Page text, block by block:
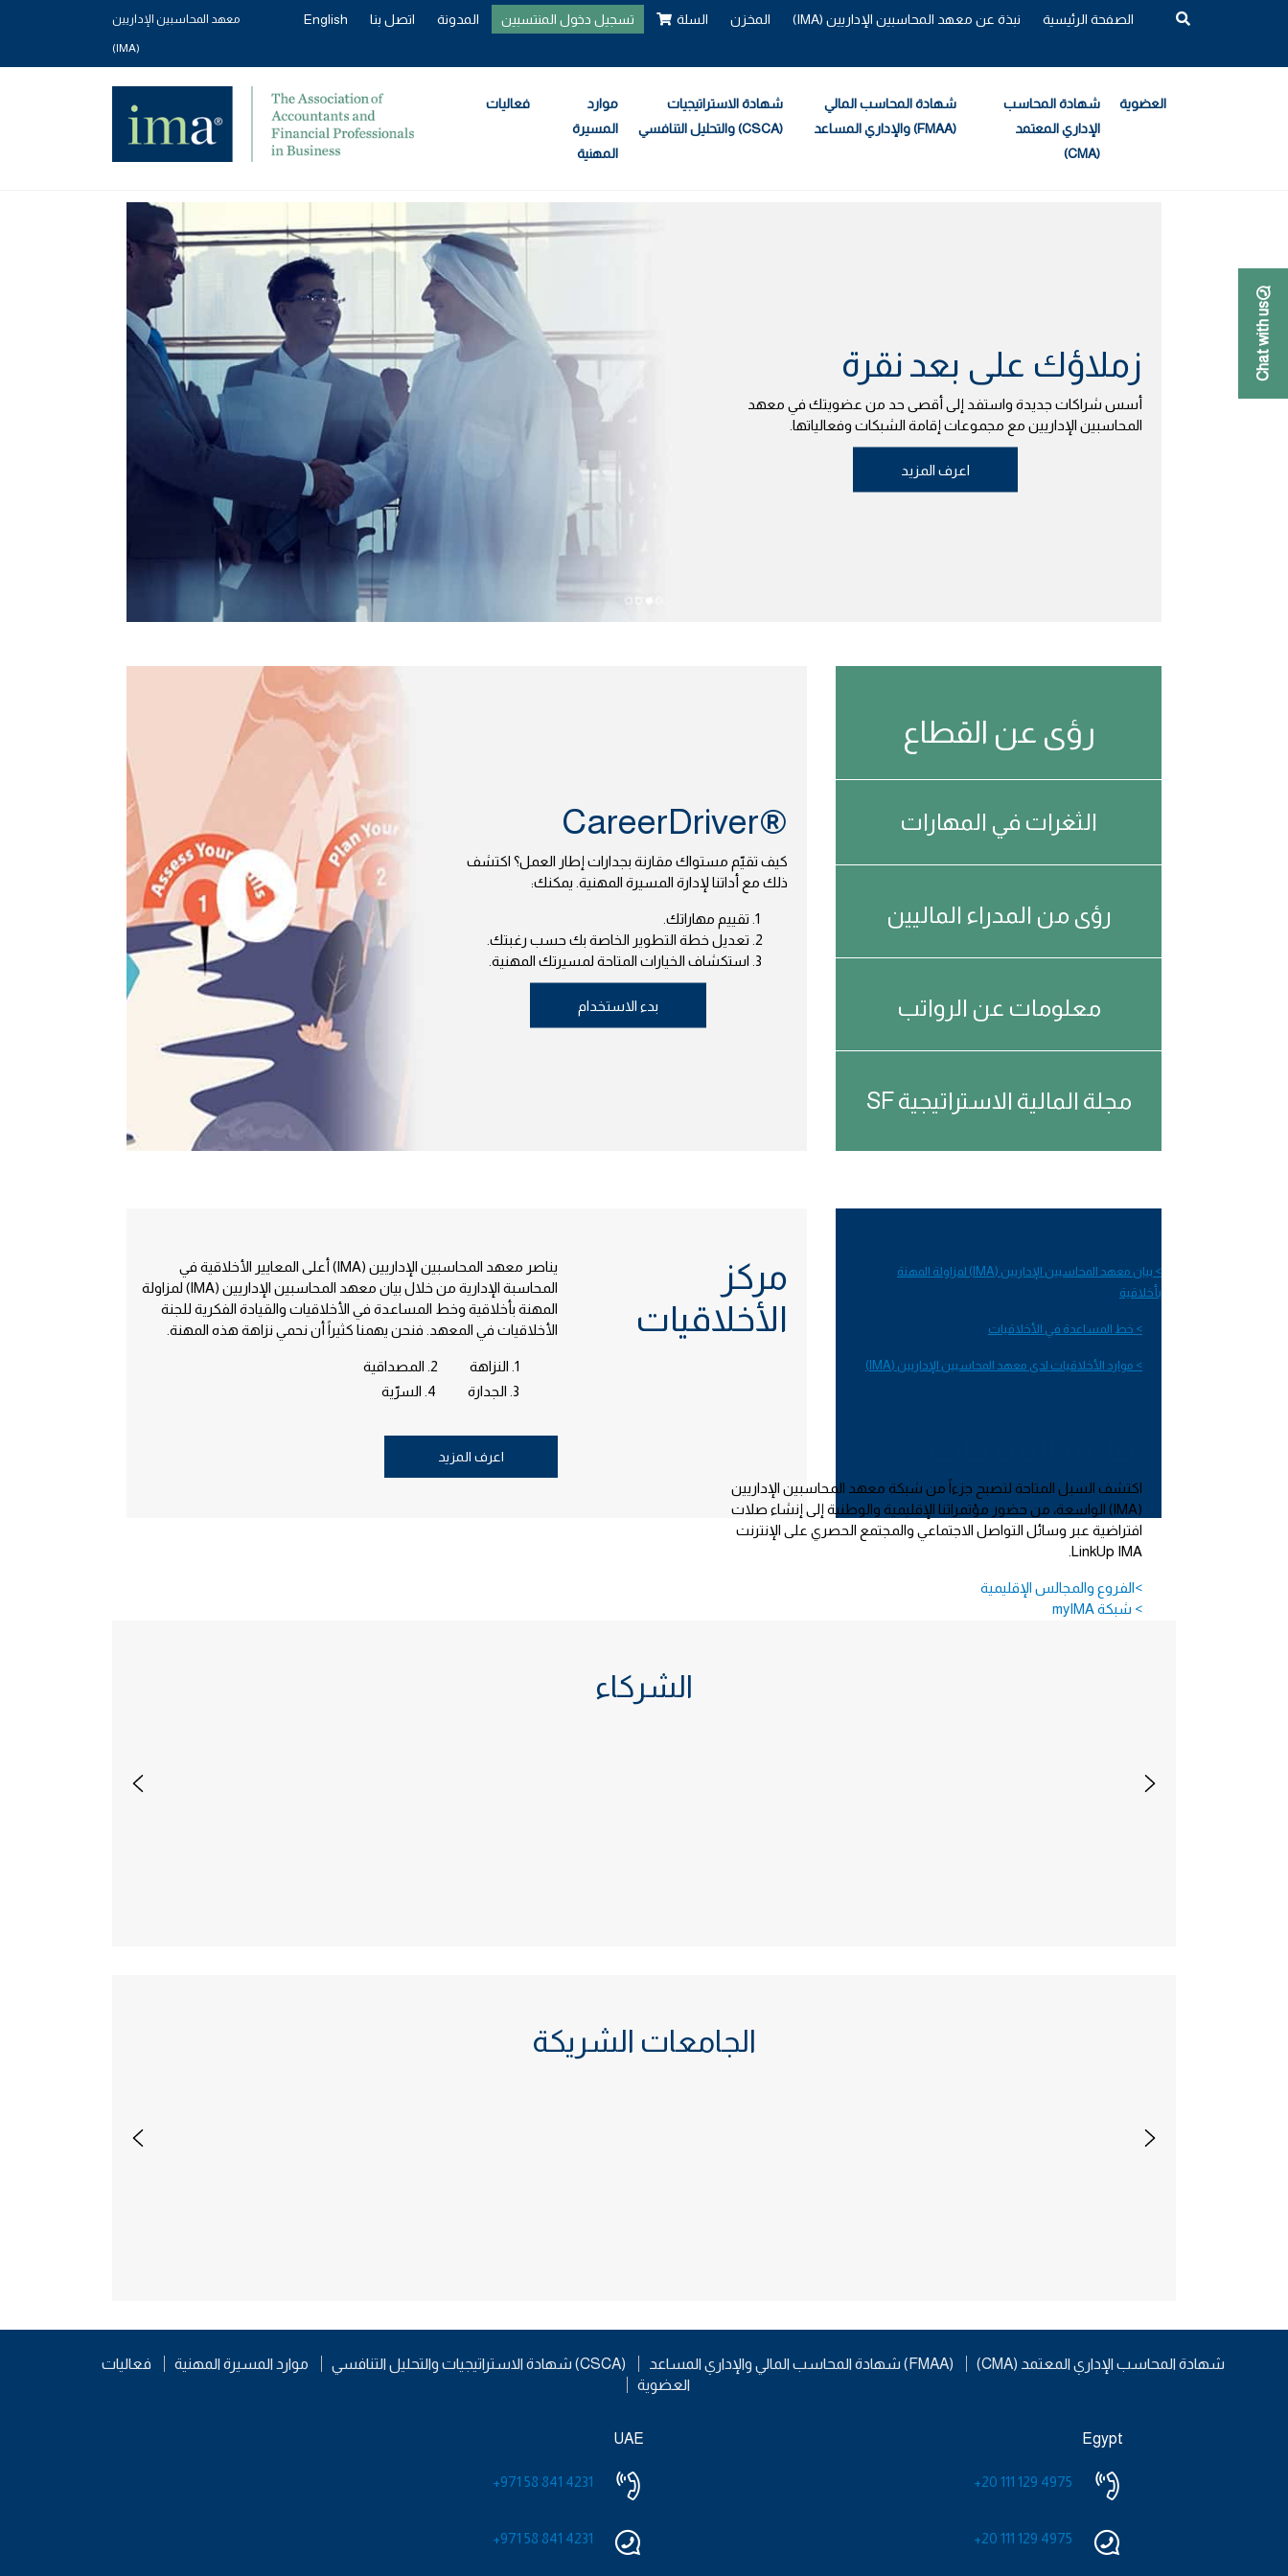
Chat with us
معهد المحاسبين الإداريين
(IMA)
English اتصل بنا المدونة تسجيل دخول المنتسبين السلة المخزن نبذة عن معهد المحاسبين الإداريين (IMA) الصفحة الرئيسية
فعاليات
موارد
المسيرة
المهنية
شهادة الاستراتيجيات
والتحليل التنافسي (CSCA)
شهادة المحاسب المالي
والإداري المساعد (FMAA)
شهادة المحاسب
الإداري المعتمد
(CMA)
العضوية
زملاؤك على بعد نقرة
أسس شراكات جديدة واستفد إلى أقصى حد من عضويتك في معهد
المحاسبين الإداريين مع مجموعات إقامة الشبكات وفعالياتها.
اعرف المزيد
CareerDriver®
كيف تقيّم مستواك مقارنة بجدارات إطار العمل؟ اكتشف
ذلك مع أداتنا لإدارة المسيرة المهنية. يمكنك:
تقييم مهاراتك.
تعديل خطة التطوير الخاصة بك حسب رغبتك.
استكشاف الخيارات المتاحة لمسيرتك المهنية.
بدء الاستخدام
رؤى عن القطاع
الثغرات في المهارات
رؤى من المدراء الماليين
معلومات عن الرواتب
SF مجلة المالية الاستراتيجية
يناصر معهد المحاسبين الإداريين (IMA) أعلى المعايير الأخلاقية في
المحاسبة الإدارية من خلال بيان معهد المحاسبين الإداريين (IMA) لمزاولة
المهنة بأخلاقية وخط المساعدة في الأخلاقيات والقيادة الفكرية للجنة
الأخلاقيات في المعهد. فنحن يهمنا كثيراً أن نحمي نزاهة هذه المهنة.
1. النزاهة
2. المصداقية
3. الجدارة
4. السرّية
اعرف المزيد
مركز
الأخلاقيات
> بيان معهد المحاسبين الإداريين (IMA) لمزاولة المهنة
بأخلاقية
> خط المساعدة في الأخلاقيات
> موارد الأخلاقيات لدى معهد المحاسبين الإداريين (IMA)
اكتشف السبل المتاحة لتصبح جزءاً من شبكة معهد المحاسبين الإداريين
(IMA) الواسعة، من حضور مؤتمراتنا الإقليمية والوطنية إلى إنشاء صلات
افتراضية عبر وسائل التواصل الاجتماعي والمجتمع الحصري على الإنترنت
LinkUp IMA.
الفروع والمجالس الإقليمية<
myIMA شبكة <
فعاليات موارد المسيرة المهنية شهادة الاستراتيجيات والتحليل التنافسي (CSCA) شهادة المحاسب المالي والإداري المساعد (FMAA)
شهادة المحاسب الإداري المعتمد (CMA)
العضوية
UAE
+971 58 841 4231
+971 58 841 4231
Egypt
+20 111 129 4975
+20 111 129 4975